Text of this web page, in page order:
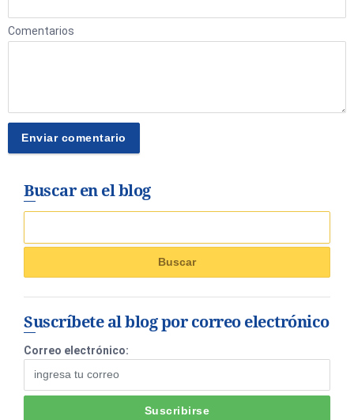
Comentarios
Buscar en el blog
Suscríbete al blog por correo electrónico
Correo electrónico: